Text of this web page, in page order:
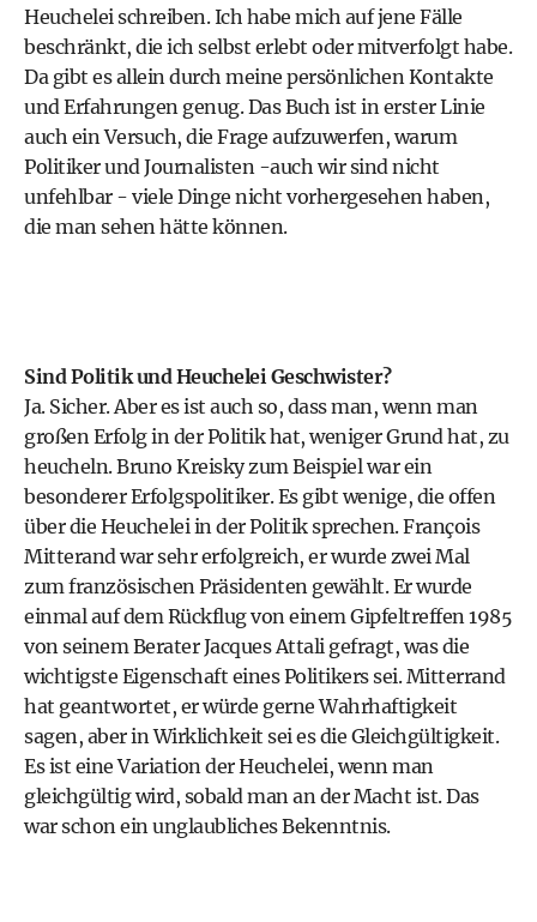
Heuchelei schreiben. Ich habe mich auf jene Fälle
beschränkt, die ich selbst erlebt oder mitverfolgt habe.
Da gibt es allein durch meine persönlichen Kontakte
und Erfahrungen genug. Das Buch ist in erster Linie
auch ein Versuch, die Frage aufzuwerfen, warum
Politiker und Journalisten -auch wir sind nicht
unfehlbar - viele Dinge nicht vorhergesehen haben,
die man sehen hätte können.
Sind Politik und Heuchelei Geschwister?
Ja. Sicher. Aber es ist auch so, dass man, wenn man
großen Erfolg in der Politik hat, weniger Grund hat, zu
heucheln. Bruno Kreisky zum Beispiel war ein
besonderer Erfolgspolitiker. Es gibt wenige, die offen
über die Heuchelei in der Politik sprechen. François
Mitterand war sehr erfolgreich, er wurde zwei Mal
zum französischen Präsidenten gewählt. Er wurde
einmal auf dem Rückflug von einem Gipfeltreffen 1985
von seinem Berater Jacques Attali gefragt, was die
wichtigste Eigenschaft eines Politikers sei. Mitterrand
hat geantwortet, er würde gerne Wahrhaftigkeit
sagen, aber in Wirklichkeit sei es die Gleichgültigkeit.
Es ist eine Variation der Heuchelei, wenn man
gleichgültig wird, sobald man an der Macht ist. Das
war schon ein unglaubliches Bekenntnis.